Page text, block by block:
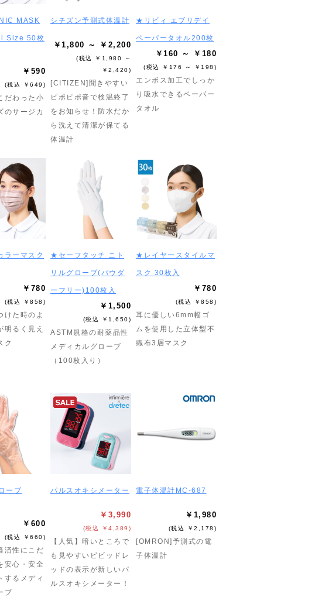
MASK
Size 50枚
￥590
(税込 ￥649)
だわった小
のサージカ
シチズン予測式体温計
￥1,800 ～ ￥2,200
(税込 ￥1,980 ～
￥2,420)
[CITIZEN]聞きやすい
ピポピポ音で検温終了
をお知らせ！防水だか
ら洗えて清潔が保てる
体温計
★リビィ エブリデイ
ペーパータオル200枚
￥160 ～ ￥180
(税込 ￥176 ～ ￥198)
エンボス加工でしっか
り吸水できるペーパー
タオル
ラーマスク
￥780
(税込 ￥858)
けた時のよ
明るく見え
ク
★セーフタッチ ニト
リルグローブ(パウダ
ーフリー)100枚入
￥1,500
(税込 ￥1,650)
ASTM規格の耐薬品性
メディカルグローブ
（100枚入り）
★レイヤースタイルマ
スク 30枚入
￥780
(税込 ￥858)
耳に優しい6mm幅ゴ
ムを使用した立体型不
織布3層マスク
ーブ
￥600
(税込 ￥660)
済性にこだ
安心・安全
するメディ
ブ
パルスオキシメーター
￥3,990
(税込 ￥4,389)
【人気】暗いところで
も見やすいビビッドレ
ッドの表示が新しいパ
ルスオキシメーター！
電子体温計MC-687
￥1,980
(税込 ￥2,178)
[OMRON]予測式の電
子体温計